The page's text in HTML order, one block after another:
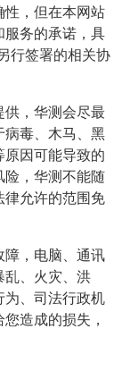
性，但在本网站
服务的承诺，具
行签署的相关协
，华测会尽最
病毒、木马、黑
因可能导致的
险，华测不能随
律允许的范围免
障，电脑、通讯
乱、火灾、洪
为、司法行政机
造成的损失，